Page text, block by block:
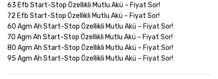
63 Efb Start-Stop Özellikli Mutlu Akü – Fiyat Sor!
72 Efb Start-Stop Özellikli Mutlu Akü – Fiyat Sor!
60 Agm Ah Start-Stop Özellikli Mutlu Akü – Fiyat Sor!
70 Agm Ah Start-Stop Özellikli Mutlu Akü – Fiyat Sor!
80 Agm Ah Start-Stop Özellikli Mutlu Akü – Fiyat Sor!
95 Agm Ah Start-Stop Özellikli Mutlu Akü – Fiyat Sor!